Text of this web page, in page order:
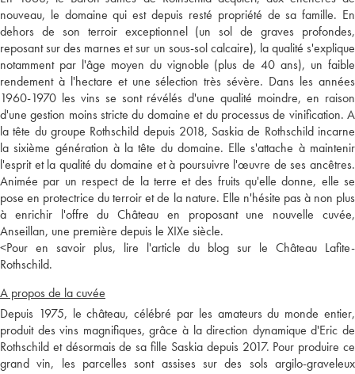
nouveau, le domaine qui est depuis resté propriété de sa famille. En
dehors de son terroir exceptionnel (un sol de graves profondes,
reposant sur des marnes et sur un sous-sol calcaire), la qualité s'explique
notamment par l'âge moyen du vignoble (plus de 40 ans), un faible
rendement à l'hectare et une sélection très sévère. Dans les années
1960-1970 les vins se sont révélés d'une qualité moindre, en raison
d'une gestion moins stricte du domaine et du processus de vinification. A
la tête du groupe Rothschild depuis 2018, Saskia de Rothschild incarne
la sixième génération à la tête du domaine. Elle s'attache à maintenir
l'esprit et la qualité du domaine et à poursuivre l'œuvre de ses ancêtres.
Animée par un respect de la terre et des fruits qu'elle donne, elle se
pose en protectrice du terroir et de la nature. Elle n'hésite pas à non plus
à enrichir l'offre du Château en proposant une nouvelle cuvée,
Anseillan, une première depuis le XIXe siècle.
<Pour en savoir plus, lire l'article du blog sur le Château Lafite-
Rothschild.
A propos de la cuvée
Depuis 1975, le château, célébré par les amateurs du monde entier,
produit des vins magnifiques, grâce à la direction dynamique d'Eric de
Rothschild et désormais de sa fille Saskia depuis 2017. Pour produire ce
grand vin, les parcelles sont assises sur des sols argilo-graveleux